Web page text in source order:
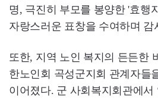
명, 극진히 부모를 봉양한 '효행
자랑스러운 표창을 수여하며 감
또한, 지역 노인 복지의 든든한
한노인회 곡성군지회 관계자들
이어졌다. 군 사회복지회관에서